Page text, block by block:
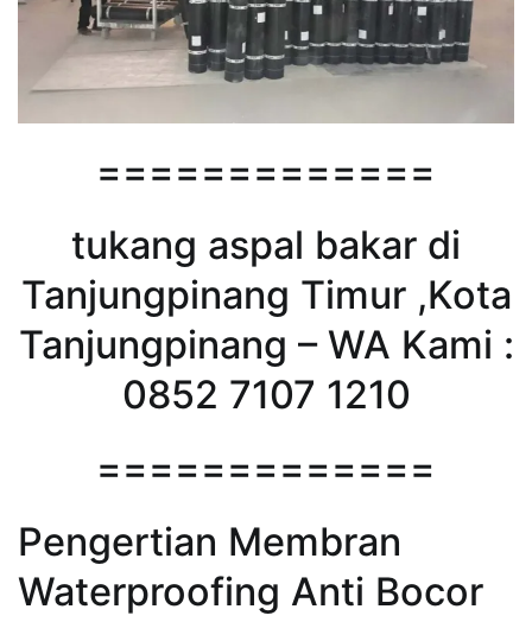
=============
tukang aspal bakar di
Tanjungpinang Timur ,Kota
Tanjungpinang – WA Kami :
0852 7107 1210
=============
Pengertian Membran
Waterproofing Anti Bocor